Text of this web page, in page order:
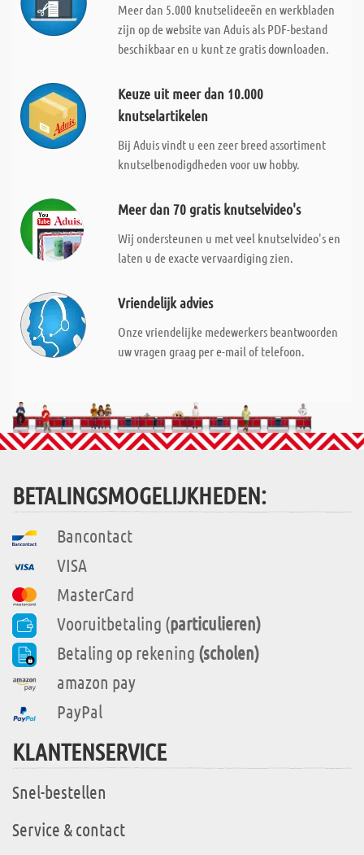
Meer dan 5.000 knutselideeën en werkbladen
zijn op de website van Aduis als PDF-bestand
beschikbaar en u kunt ze gratis downloaden.
Keuze uit meer dan 10.000
knutselartikelen
Bij Aduis vindt u een zeer breed assortiment
knutselbenodigdheden voor uw hobby.
Meer dan 70 gratis knutselvideo's
Wij ondersteunen u met veel knutselvideo's en
laten u de exacte vervaardiging zien.
Vriendelijk advies
Onze vriendelijke medewerkers beantwoorden
uw vragen graag per e-mail of telefoon.
BETALINGSMOGELIJKHEDEN:
Bancontact
VISA
MasterCard
Vooruitbetaling (particulieren)
Betaling op rekening (scholen)
amazon pay
PayPal
KLANTENSERVICE
Snel-bestellen
Service & contact